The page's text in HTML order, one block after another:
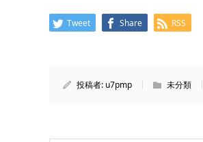
Tweet Share RSS
投稿者: u7pmp 未分類